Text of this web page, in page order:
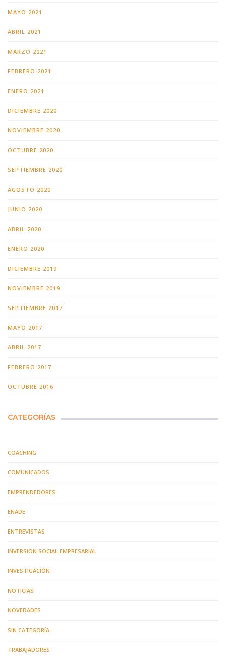
MAYO 2021
ABRIL 2021
MARZO 2021
FEBRERO 2021
ENERO 2021
DICIEMBRE 2020
NOVIEMBRE 2020
OCTUBRE 2020
SEPTIEMBRE 2020
AGOSTO 2020
JUNIO 2020
ABRIL 2020
ENERO 2020
DICIEMBRE 2019
NOVIEMBRE 2019
SEPTIEMBRE 2017
MAYO 2017
ABRIL 2017
FEBRERO 2017
OCTUBRE 2016
CATEGORÍAS
COACHING
COMUNICADOS
EMPRENDEDORES
ENADE
ENTREVISTAS
INVERSION SOCIAL EMPRESARIAL
INVESTIGACIÓN
NOTICIAS
NOVEDADES
SIN CATEGORÍA
TRABAJADORES